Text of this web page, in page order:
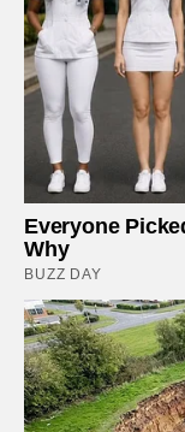
Everyone
Why
BUZZ DAY